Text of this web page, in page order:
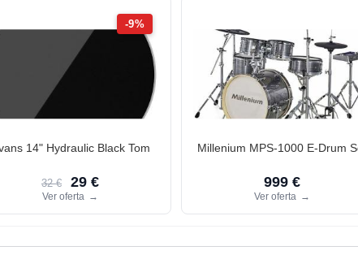
-9%
14" Hydraulic Black Tom
32 € 29 €
Ver oferta →
Millenium MPS-1000 E-Drum
999 €
Ver oferta →